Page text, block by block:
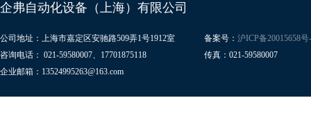
企弗自动化设备（上海）有限公司
公司地址：上海市嘉定区安驰路509弄1号1912室 备案号： 沪ICP备20015658号
咨询电话： 021-59580007、17701875118
传真：021-59580007
企业邮箱：13524995263@163.com